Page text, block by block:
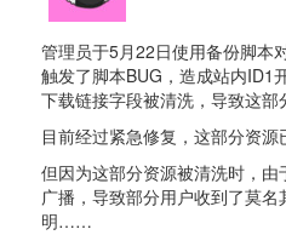
管理员于5月22日使用备份脚本
触发了脚本BUG，造成站内ID1
下载链接字段被清洗，导致这部
目前经过紧急修复，这部分资源
但因为这部分资源被清洗时，
广播，导致部分用户收到了莫
明……